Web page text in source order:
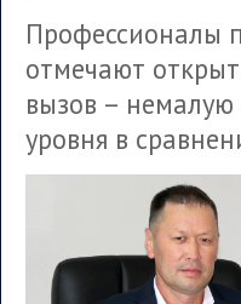
Профессионалы
отмечают
вызов – немалую
уровня в